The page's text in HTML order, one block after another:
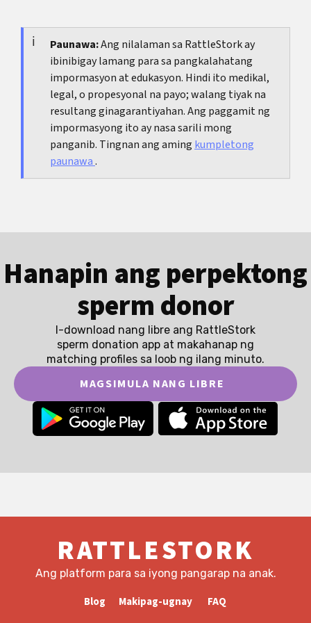
angaming overview ng sexual na daloy nang
walang performance pressure .
tumatagal nang ilang oras o kapag may malakas
at biglaang pananakit ng testicle o singit. Sa
ganoong sitwasyon, dapat kaagad humingi ng
medikal na tulong.
Paunawa:Ang nilalaman sa RattleStork ay
ibinibigay lamang para sa pangkalahatang
impormasyon at edukasyon. Hindi ito medikal,
legal, o propesyonal na payo; walang tiyak na
resultang ginagarantiyahan. Ang paggamit ng
impormasyong ito ay nasa sarili mong
panganib. Tingnan ang amingkumpletong
paunawa.
Hanapin ang perpektong
sperm donor
I-download nang libre ang RattleStork
sperm donation app at makahanap ng
matching profiles sa loob ng ilang minuto.
MAGSIMULA NANG LIBRE
RATTLESTORK
Ang platform para sa iyong pangarap na anak.
Blog Makipag-ugnay FAQ